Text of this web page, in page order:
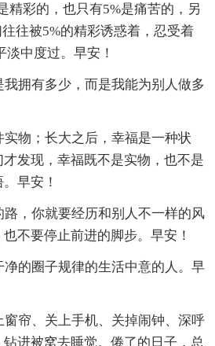
精彩的，也只有5%是痛苦的，另
往被5%的精彩诱惑着，忍受着
淡中度过。早安！
拥有多少，而是我能为别人做多
物；长大之后，幸福是一种状
发现，幸福既不是实物，也不是
早安！
路，你就要经历和别人不一样的风
不要停止前进的脚步。早安！
净的圈子规律的生活中意的人。早
窗帘、关上手机、关掉闹钟、深呼
进被窝去睡觉。倦了的日子，总